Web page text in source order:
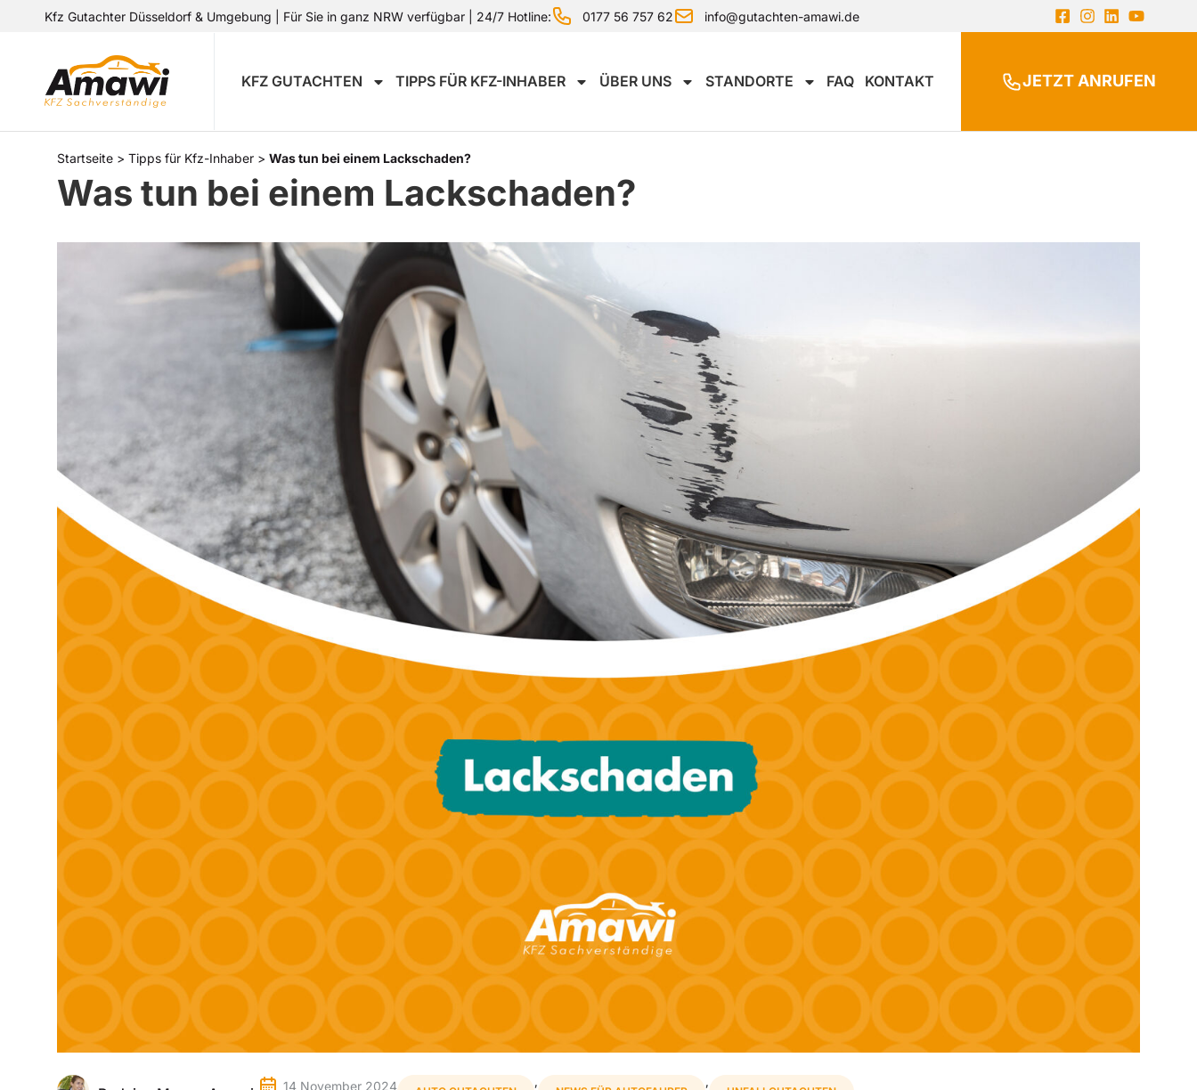
Kfz Gutachter Düsseldorf & Umgebung | Für Sie in ganz NRW verfügbar | 24/7 Hotline: 0177 56 757 62 info@gutachten-amawi.de
KFZ GUTACHTEN TIPPS FÜR KFZ-INHABER ÜBER UNS STANDORTE FAQ KONTAKT JETZT ANRUFEN
Startseite > Tipps für Kfz-Inhaber > Was tun bei einem Lackschaden?
Was tun bei einem Lackschaden?
14 November 2024 , ,